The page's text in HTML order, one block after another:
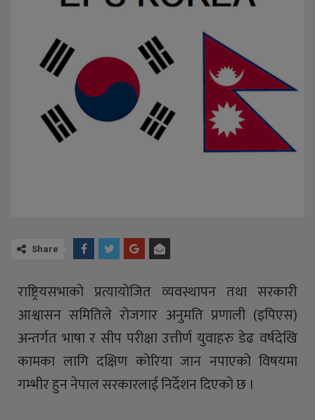
Share
राष्ट्रियसभाको प्रत्यायोजित व्यवस्थापन तथा सरकारी
आश्वासन समितिले रोजगार अनुमति प्रणाली (इपिएस)
अन्तर्गत भाषा र सीप परीक्षा उत्तीर्ण युवाहरु डेढ वर्षदेखि
कामका लागि दक्षिण कोरिया जान नपाएको विषयमा
गम्भीर हुन नेपाल सरकारलाई निर्देशन दिएको छ ।